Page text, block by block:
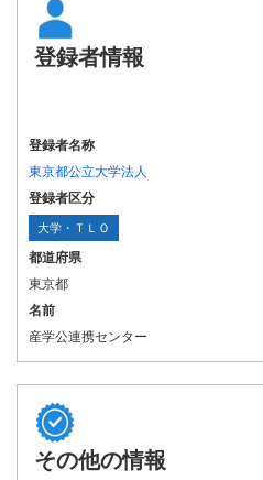
登録者情報
登録者名称
東京都公立大学法人
登録者区分
大学・ＴＬＯ
都道府県
東京都
名前
産学公連携センター
その他の情報